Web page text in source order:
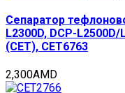
Сепаратор
L2300D, DCP-
(CET), CET6763
2,300AMD